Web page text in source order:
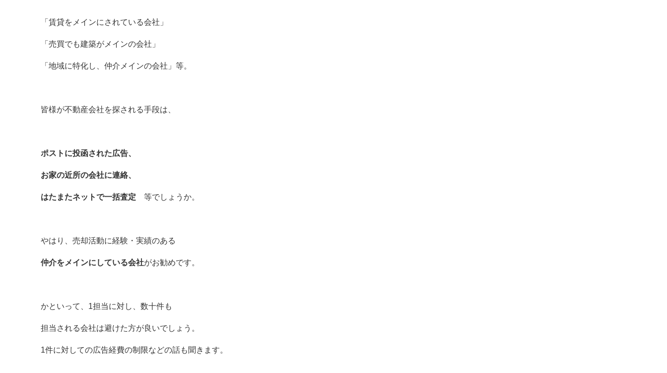
「賃貸をメインにされている会社」
「売買でも建築がメインの会社」
「地域に特化し、仲介メインの会社」等。
皆様が不動産会社を探される手段は、
ポストに投函された広告、
お家の近所の会社に連絡、
はたまたネットで一括査定 等でしょうか。
やはり、売却活動に経験・実績のある
仲介をメインにしている会社がお勧めです。
かといって、1担当に対し、数十件も
担当される会社は避けた方が良いでしょう。
1件に対しての広告経費の制限などの話も聞きます。